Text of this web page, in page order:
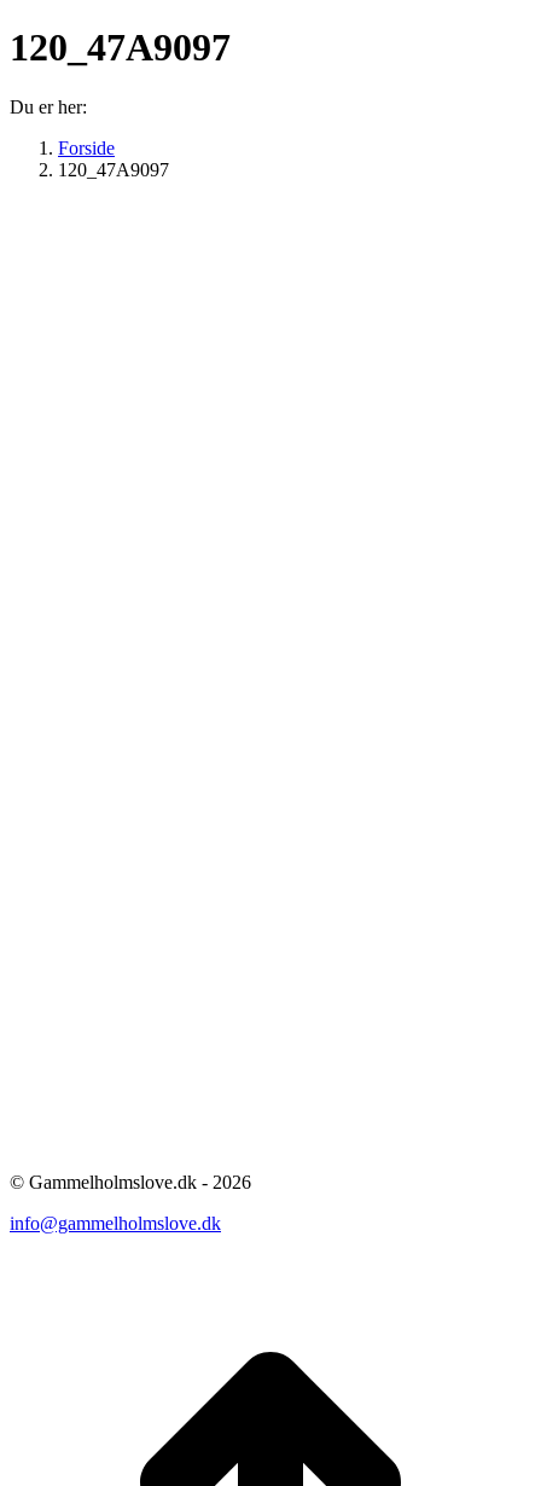
120_47A9097
Du er her:
Forside
120_47A9097
© Gammelholmslove.dk - 2026
info@gammelholmslove.dk